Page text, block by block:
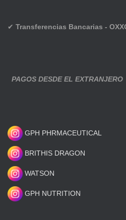
✔ Transferencias Bancarias -
PAGOS DESDE EL EXTRANJERO
GPH PHRMACEUTICAL
BRITHIS DRAGON
WATSON
GPH NUTRITION